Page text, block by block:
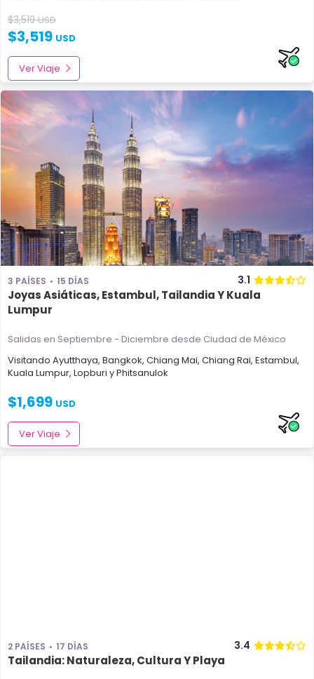
$3,519USD
$3,519 USD
Ver Viaje
3 PAÍSES 15 DÍAS 3.1
Joyas Asiáticas, Estambul, Tailandia Y Kuala
Lumpur
Salidas en Septiembre - Diciembre desde Ciudad de México
Visitando Ayutthaya, Bangkok, Chiang Mai, Chiang Rai, Estambul,
Kuala Lumpur, Lopburi yPhitsanulok
$1,699 USD
Ver Viaje
2 PAÍSES 17 DÍAS 3.4
Tailandia: Naturaleza, Cultura Y Playa